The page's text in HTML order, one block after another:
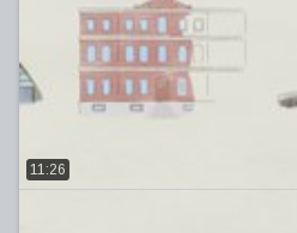
11:26